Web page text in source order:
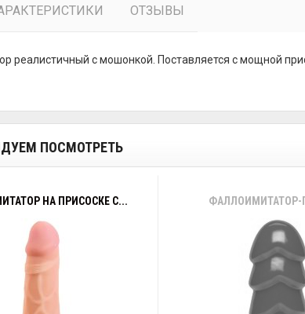
ОТЗЫВЫ
реалистичный с мошонкой. Поставляется с мощной
ПОСМОТРЕТЬ
НА ПРИСОСКЕ С... ФАЛЛОИМИТАТОР-